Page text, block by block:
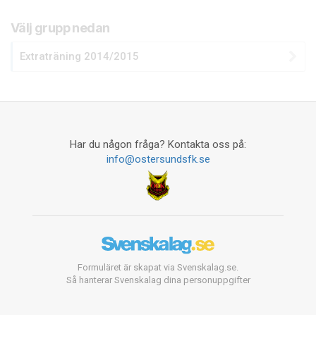
Välj grupp nedan
Extraträning 2014/2015
Har du någon fråga? Kontakta oss på:
info@ostersundsfk.se
Formuläret är skapat via Svenskalag.se.
Så hanterar Svenskalag dina personuppgifter